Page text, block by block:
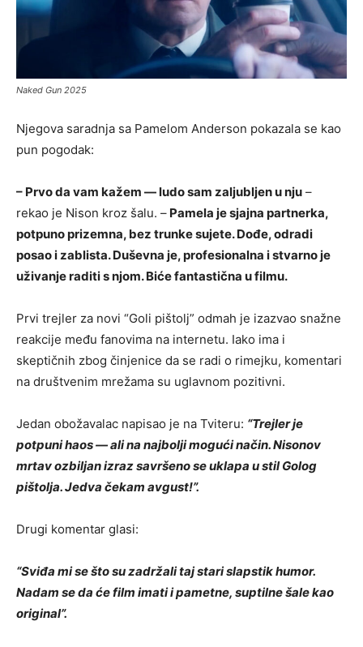
Naked Gun 2025
Njegova saradnja sa Pamelom Anderson pokazala se kao
pun pogodak:
– Prvo da vam kažem — ludo sam zaljubljen u nju –
rekao je Nison kroz šalu. – Pamela je sjajna partnerka,
potpuno prizemna, bez trunke sujete. Dođe, odradi
posao i zablista. Duševna je, profesionalna i stvarno je
uživanje raditi s njom. Biće fantastična u filmu.
Prvi trejler za novi “Goli pištolj” odmah je izazvao snažne
reakcije među fanovima na internetu. Iako ima i
skeptičnih zbog činjenice da se radi o rimejku, komentari
na društvenim mrežama su uglavnom pozitivni.
Jedan obožavalac napisao je na Tviteru: “Trejler je
potpuni haos — ali na najbolji mogući način. Nisonov
mrtav ozbiljan izraz savršeno se uklapa u stil Golog
pištolja. Jedva čekam avgust!”.
Drugi komentar glasi:
“Sviđa mi se što su zadržali taj stari slapstik humor.
Nadam se da će film imati i pametne, suptilne šale kao
original”.